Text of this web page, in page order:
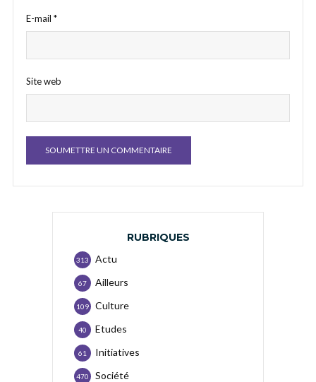
E-mail *
Site web
RUBRIQUES
Actu
313
Ailleurs
67
Culture
109
Etudes
40
Initiatives
61
Société
470